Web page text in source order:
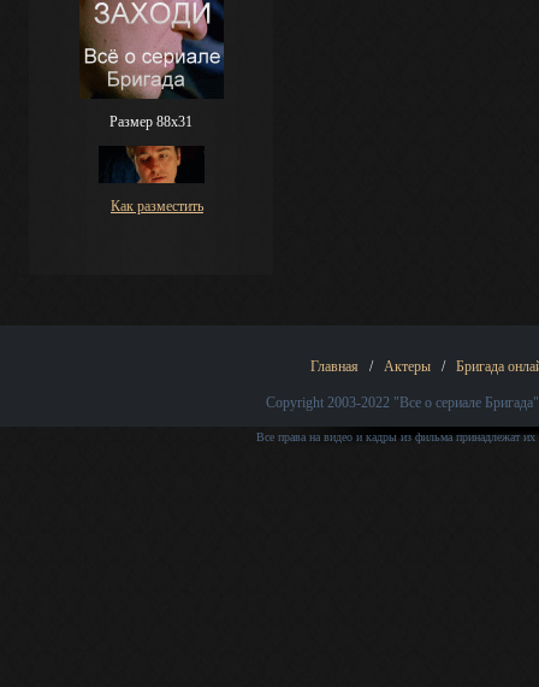
Размер 88х31
Как разместить
Главная / Актеры / Бригада
Copyright 2003-2022 "Все о сериале Бригада"
Все права на видео и кадры из фильма принадлежат